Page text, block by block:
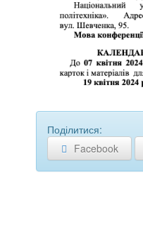
Поділитися:
Facebook